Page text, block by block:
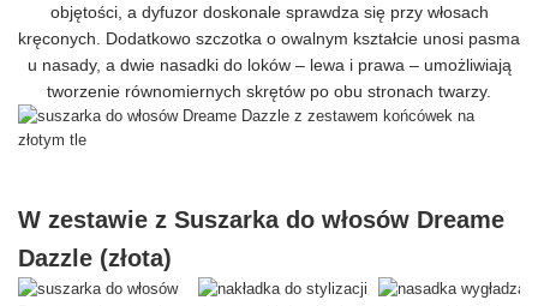
objętości, a dyfuzor doskonale sprawdza się przy włosach
kręconych. Dodatkowo szczotka o owalnym kształcie unosi pasma
u nasady, a dwie nasadki do loków – lewa i prawa – umożliwiają
tworzenie równomiernych skrętów po obu stronach twarzy.
W zestawie z Suszarka do włosów Dreame
Dazzle (złota)